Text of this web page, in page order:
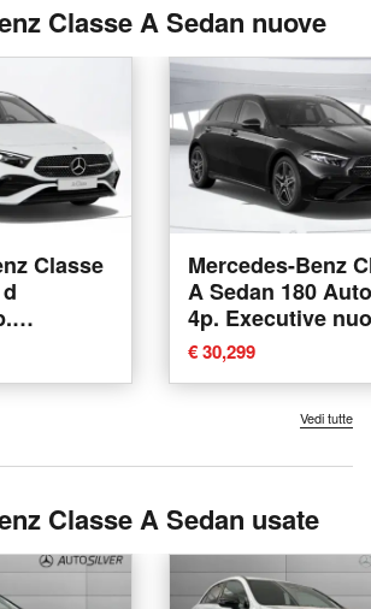
Classe A Sedan nuove
Classe
a
Mercedes-Benz
A Sedan 180
4p. Executive
Verona
€ 30,299
Vedi tutte
Classe A Sedan usate